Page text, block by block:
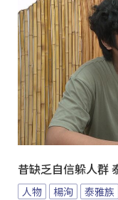
昔缺乏自信躲人群
人物 楊洵 泰雅族